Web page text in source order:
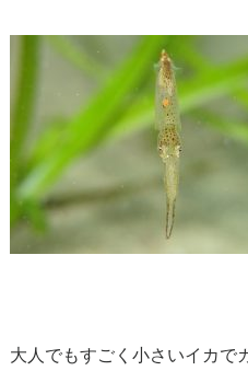
大人でもすごく小さいイカで